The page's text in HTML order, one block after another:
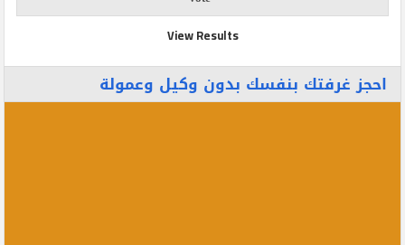
View Results
احجز غرفتك بنفسك بدون وكيل وعمولة